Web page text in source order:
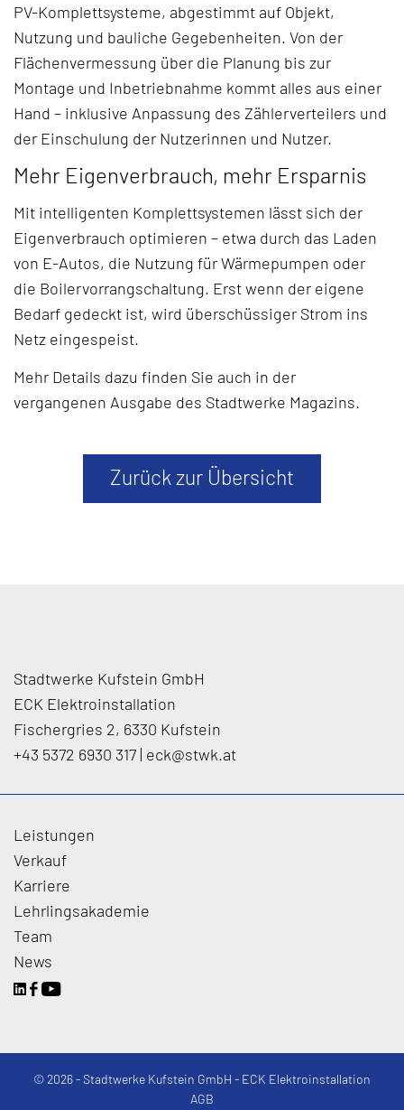
PV-Komplettsysteme, abgestimmt auf Objekt,
Nutzung und bauliche Gegebenheiten. Von der
Flächenvermessung über die Planung bis zur
Montage und Inbetriebnahme kommt alles aus einer
Hand – inklusive Anpassung des Zählerverteilers und
der Einschulung der Nutzerinnen und Nutzer.
Mehr Eigenverbrauch, mehr Ersparnis
Mit intelligenten Komplettsystemen lässt sich der
Eigenverbrauch optimieren – etwa durch das Laden
von E-Autos, die Nutzung für Wärmepumpen oder
die Boilervorrangschaltung. Erst wenn der eigene
Bedarf gedeckt ist, wird überschüssiger Strom ins
Netz eingespeist.
Mehr Details dazu finden Sie auch in der
vergangenen Ausgabe des Stadtwerke Magazins.
Zurück zur Übersicht
Stadtwerke Kufstein GmbH
ECK Elektroinstallation
Fischergries 2, 6330 Kufstein
+43 5372 6930 317 | eck@stwk.at
Leistungen
Verkauf
Karriere
Lehrlingsakademie
Team
News
© 2026 - Stadtwerke Kufstein GmbH - ECK Elektroinstallation
AGB